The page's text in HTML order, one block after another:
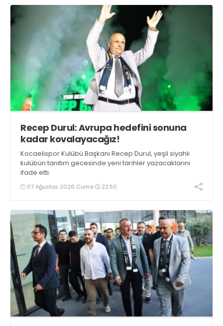
Recep Durul: Avrupa hedefini sonuna
kadar kovalayacağız!
Kocaelispor Kulübü Başkanı Recep Durul, yeşil siyahlı
kulübün tanıtım gecesinde yeni tarihler yazacaklarını
ifade etti.
07 Ağustos 2026 Cuma 22:50